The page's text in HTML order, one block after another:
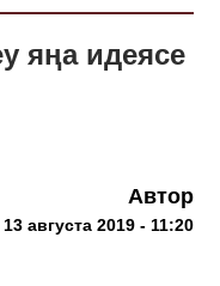
яңа идеясе
Автор
13 августа 2019 - 11:20